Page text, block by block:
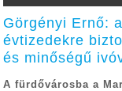
Görgényi Ernő:
évtizedekre
és minőségű
A fürdővárosba a